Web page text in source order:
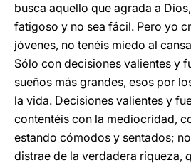
busca aquello que agrada a
fatigoso y no sea fácil. Pero yo
jóvenes, no tenéis miedo al
Sólo con decisiones valientes y
sueños más grandes, esos por
la vida. Decisiones valientes y
contentéis con la mediocridad,
estando cómodos y sentados;
distrae de la verdadera riqueza,